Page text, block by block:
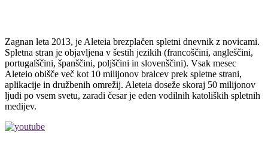
Zagnan leta 2013, je Aleteia brezplačen spletni dnevnik z novicami.
Spletna stran je objavljena v šestih jezikih (francoščini, angleščini,
portugalščini, španščini, poljščini in slovenščini). Vsak mesec
Aleteio obišče več kot 10 milijonov bralcev prek spletne strani,
aplikacije in družbenih omrežij. Aleteia doseže skoraj 50 milijonov
ljudi po vsem svetu, zaradi česar je eden vodilnih katoliških spletnih
medijev.